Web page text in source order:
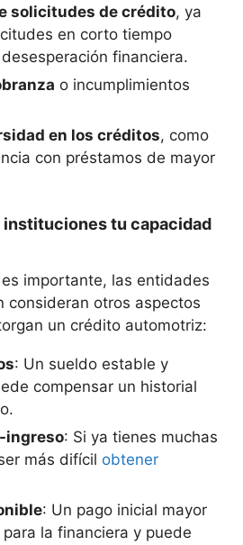
solicitudes de crédito, ya
en corto tiempo
financiera.
o incumplimientos
en los créditos, como
con préstamos de mayor
instituciones tu capacidad
importante, las entidades
consideran otros aspectos
un crédito automotriz:
: Un sueldo estable y
compensar un historial
ingreso: Si ya tienes muchas
más difícil obtener
: Un pago inicial mayor
la financiera y puede